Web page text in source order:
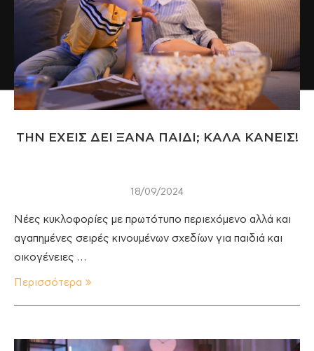
ΤΗΝ ΕΧΕΙΣ ΔΕΙ ΞΑΝΑ ΠΑΙΔΙ; ΚΑΛΑ ΚΑΝΕΙΣ!
18/09/2024
Νέες κυκλοφορίες με πρωτότυπο περιεχόμενο αλλά και
αγαπημένες σειρές κινουμένων σχεδίων για παιδιά και
οικογένειες …
Περισσότερα